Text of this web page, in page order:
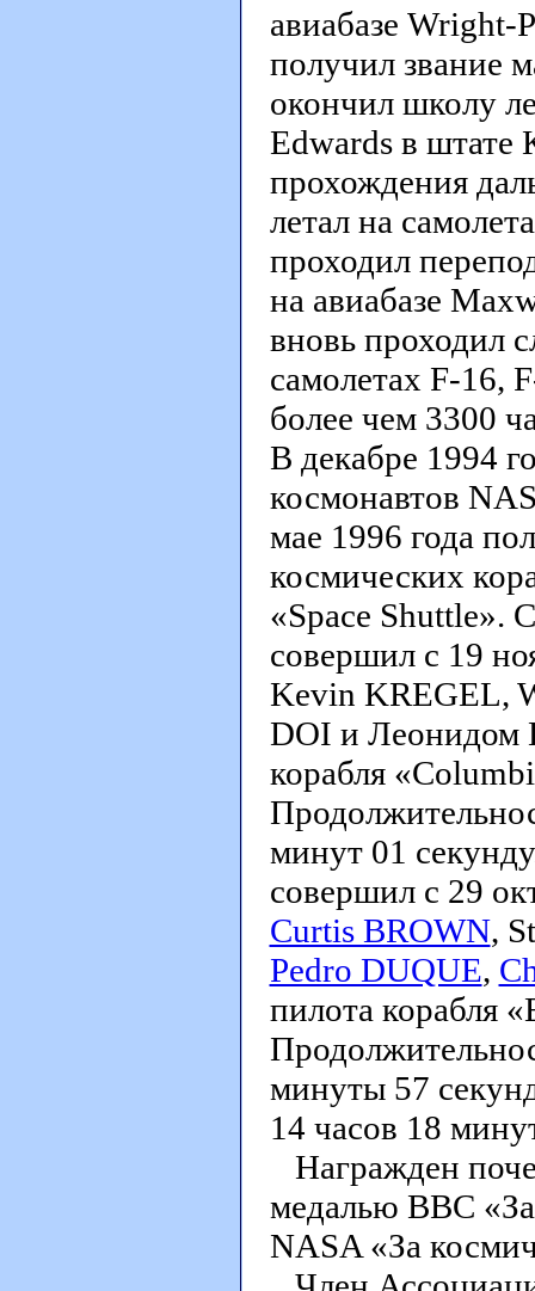
авиабазе Wright-
получил звание
окончил школу
Edwards в штате
прохождения
летал на
проходил
на авиабазе
вновь проходил
самолетах F-16,
более чем 3300
В декабре 1994
космонавтов
мае 1996 года
космических
«Space Shuttle».
совершил с 19
Kevin KREGEL,
DOI и
корабля
минут 01
совершил с 29
Curtis BROWN,
Pedro DUQUE,
пилота корабля
минуты 57
14 часов 18
Награжден
медалью ВВС
NASA «За